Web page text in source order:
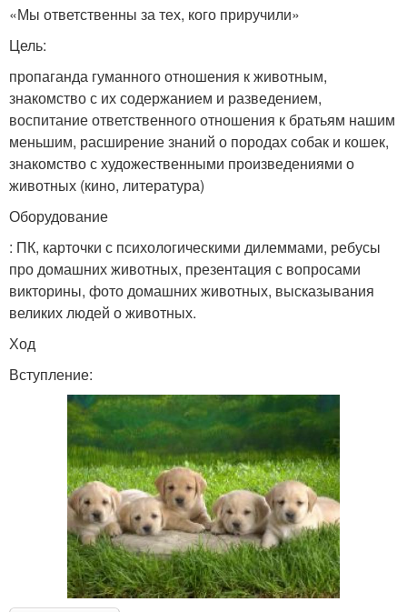
«Мы ответственны за тех, кого приручили»
Цель:
пропаганда гуманного отношения к животным,
знакомство с их содержанием и разведением,
воспитание ответственного отношения к братьям нашим
меньшим, расширение знаний о породах собак и кошек,
знакомство с художественными произведениями о
животных (кино, литература)
Оборудование
: ПК, карточки с психологическими дилеммами, ребусы
про домашних животных, презентация с вопросами
викторины, фото домашних животных, высказывания
великих людей о животных.
Ход
Вступление: